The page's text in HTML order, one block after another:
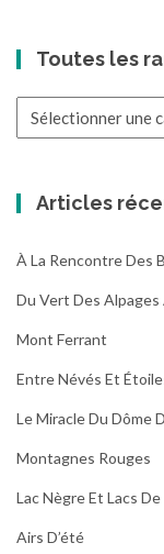
Toutes les
Articles
À La Rencontre Des
Du Vert Des Alpages
Mont Ferrant
Entre Névés Et
Le Miracle Du Dôme
Montagnes Rouges
Lac Nègre Et Lacs
Airs D’été